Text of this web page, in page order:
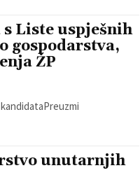
Liste uspješnih
gospodarstva,
ŽP
unutarnjih